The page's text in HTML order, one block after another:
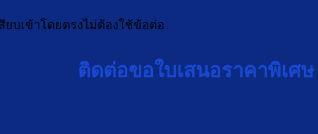
ยบเข้าโดยตรงไม่ต้องใช้ข้อต่อ
ติดต่อขอใบเสนอราคาพิเศษ